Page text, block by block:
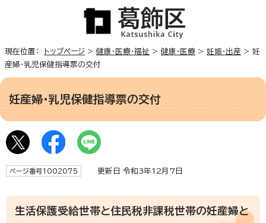
現在位置： トップページ > 健康・医療・福祉 > 健康・医療 > 妊娠・出産 > 妊
産婦・乳児保健指導票の交付
妊産婦・乳児保健指導票の交付
ページ番号1002075 更新日 令和3年12月7日
生活保護受給世帯と住民税非課税世帯の妊産婦と